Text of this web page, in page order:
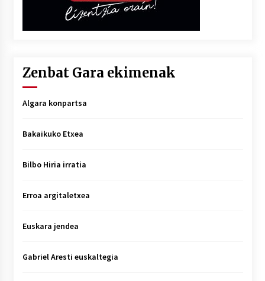
Zenbat Gara ekimenak
Algara konpartsa
Bakaikuko Etxea
Bilbo Hiria irratia
Erroa argitaletxea
Euskara jendea
Gabriel Aresti euskaltegia